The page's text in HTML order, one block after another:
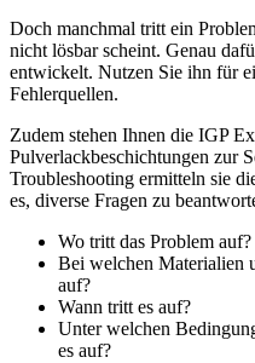
Doch manchmal tritt ein
nicht lösbar scheint. Genau
entwickelt. Nutzen Sie ihn für
Fehlerquellen.
Zudem stehen Ihnen die IGP
Pulverlackbeschichtungen zur
Troubleshooting ermitteln sie
es, diverse Fragen zu
Wo tritt das Problem auf?
Bei welchen Materialien
auf?
Wann tritt es auf?
Unter welchen
es auf?